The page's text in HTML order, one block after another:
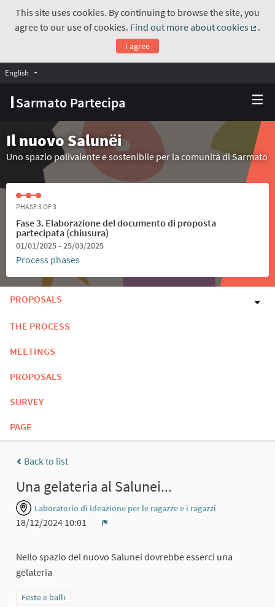
This site uses cookies. By continuing to browse the site, you
agree to our use of cookies. Find out more about cookies
.
I agree
Sarmato Partecipa
English Choose language
Il nuovo Salunёi
Uno spazio polivalente e sostenibile per la comunità di Sarmato
PHASE 3 OF 3
Fase 3. Elaborazione del documento di proposta
partecipata (chiusura)
01/01/2025 - 25/03/2025
Process phases
PROPOSALS
THE PROCESS
MEETINGS
PROPOSALS
SURVEY
PAGE
Back to list
Una gelateria al Salunei...
Laboratorio di ideazione per le ragazze e i ragazzi
18/12/2024 10:01
Nello spazio del nuovo Salunei dovrebbe esserci una
gelateria
Filter results for category: Feste e balli
Feste e balli